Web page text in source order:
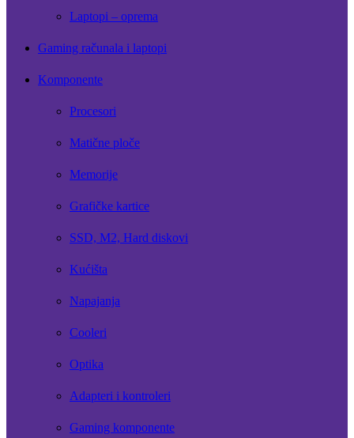
Laptopi – oprema
Gaming računala i laptopi
Komponente
Procesori
Matične ploče
Memorije
Grafičke kartice
SSD, M2, Hard diskovi
Kućišta
Napajanja
Cooleri
Optika
Adapteri i kontroleri
Gaming komponente